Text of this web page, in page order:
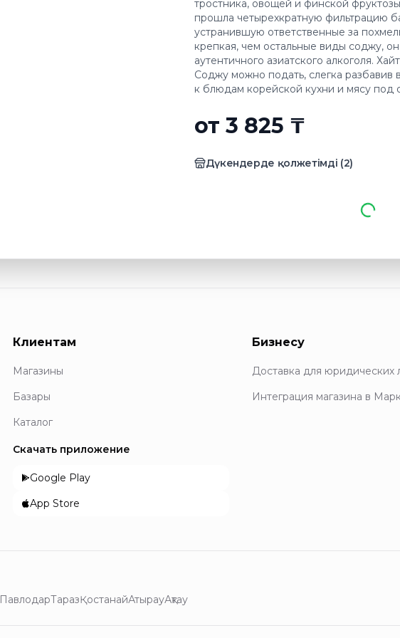
тростника, овощей и финской
прошла четырехкратную фильтрацию
устранившую ответственные за
крепкая, чем остальные виды соджу,
аутентичного азиатского алкоголя.
Соджу можно подать, слегка
к блюдам корейской кухни и мясу под
от 3 825 ₸
Дүкендерде қолжетімді (2)
Клиентам
Магазины
Базары
Каталог
Скачать приложение
Google Play
App Store
Бизнесу
Доставка для юридических
Интеграция магазина в
ПавлодарТаразҚостанайАтырауАқтау